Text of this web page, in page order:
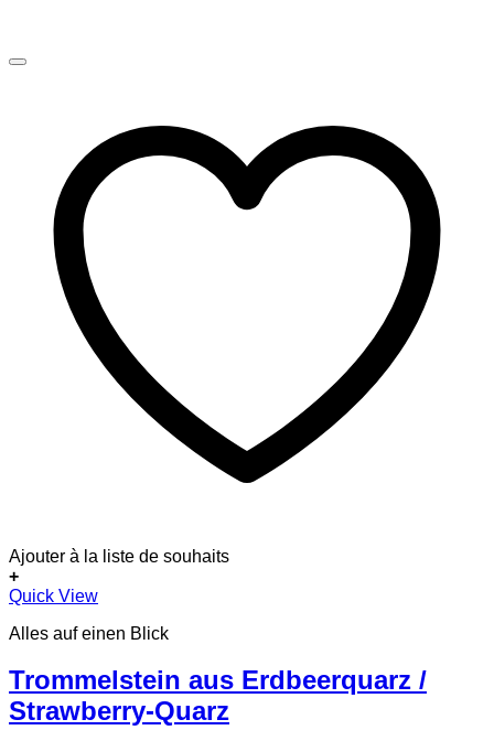
Ajouter à la liste de souhaits
+
Quick View
Alles auf einen Blick
Trommelstein aus Erdbeerquarz /
Strawberry-Quarz